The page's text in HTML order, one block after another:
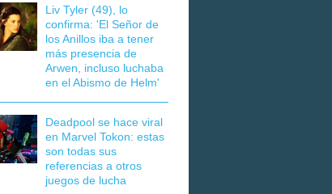
Liv Tyler (49), lo
confirma: 'El Señor de
los Anillos iba a tener
más presencia de
Arwen, incluso luchaba
en el Abismo de Helm'
Deadpool se hace viral
en Marvel Tokon: estas
son todas sus
referencias a otros
juegos de lucha